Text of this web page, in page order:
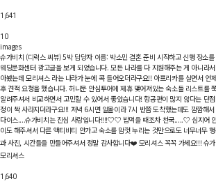
1,641
10
images
슈가비치 (디럭스 씨뷰) 5박담당자 이름: 박소민 결혼 준비 시작하고 신행 장소
웨딩문화센터 광고글을 보게 되었습니다. 모든 나라를 다 지원해주는 게 아니라
아봤는데 모리셔스 라는 나라가 눈에 콕 들어오더라구요!! 아프리카를 살면서 언
후 견적 요청을 했습니다. 허니문 안심투어에 제휴 맺어져있는 숙소들 리스트를
알려주셔서 비교하면서 고민할 수 있어서 좋았습니다! 항공편이 많지 않다는 단
정이 싹 사라지더라구요!!! 저녁 6시면 일몰이라 7시 반쯤 도착했는데도 깜깜해
다이스....슈가비치는 진심 사랑입니다!!!!♡♡ 밥먹을 때조차 천국.....♡ 심지어
이도 해주셔서 다른 액티비티 안가고 숙소를 맘껏 누리는 것만으로도 너무너무
과 사진, 시간들을 만들어주셔서 정말 감사합니다❤️ 모리셔스 꼭꼭 가세요!!! 슈
모리셔스
1,640